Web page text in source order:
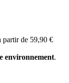
partir de 59,90 €
environnement.